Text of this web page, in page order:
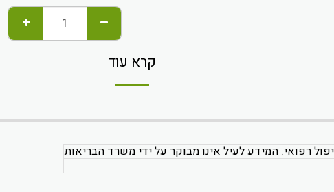
קרא עוד
רפואי. המידע לעיל אינו מבוקר על ידי משרד הבריאות